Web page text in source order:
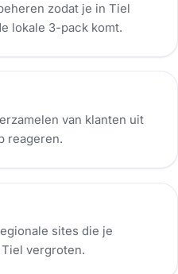
zodat je in Tiel
lokale 3-pack komt.
van klanten uit
reageren.
sites die je
vergroten.